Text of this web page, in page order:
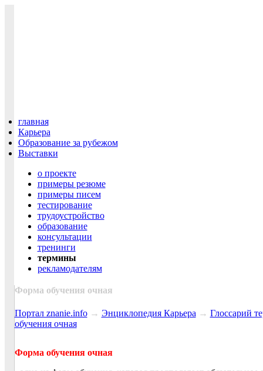
главная
Карьера
Образование за рубежом
Выставки
о проекте
примеры резюме
примеры писем
тестирование
трудоустройство
образование
консультации
тренинги
термины
рекламодателям
Форма обучения очная
Портал znanie.info→ Энциклопедия Карьера → Глосcарий
обучения очная
Форма обучения очная